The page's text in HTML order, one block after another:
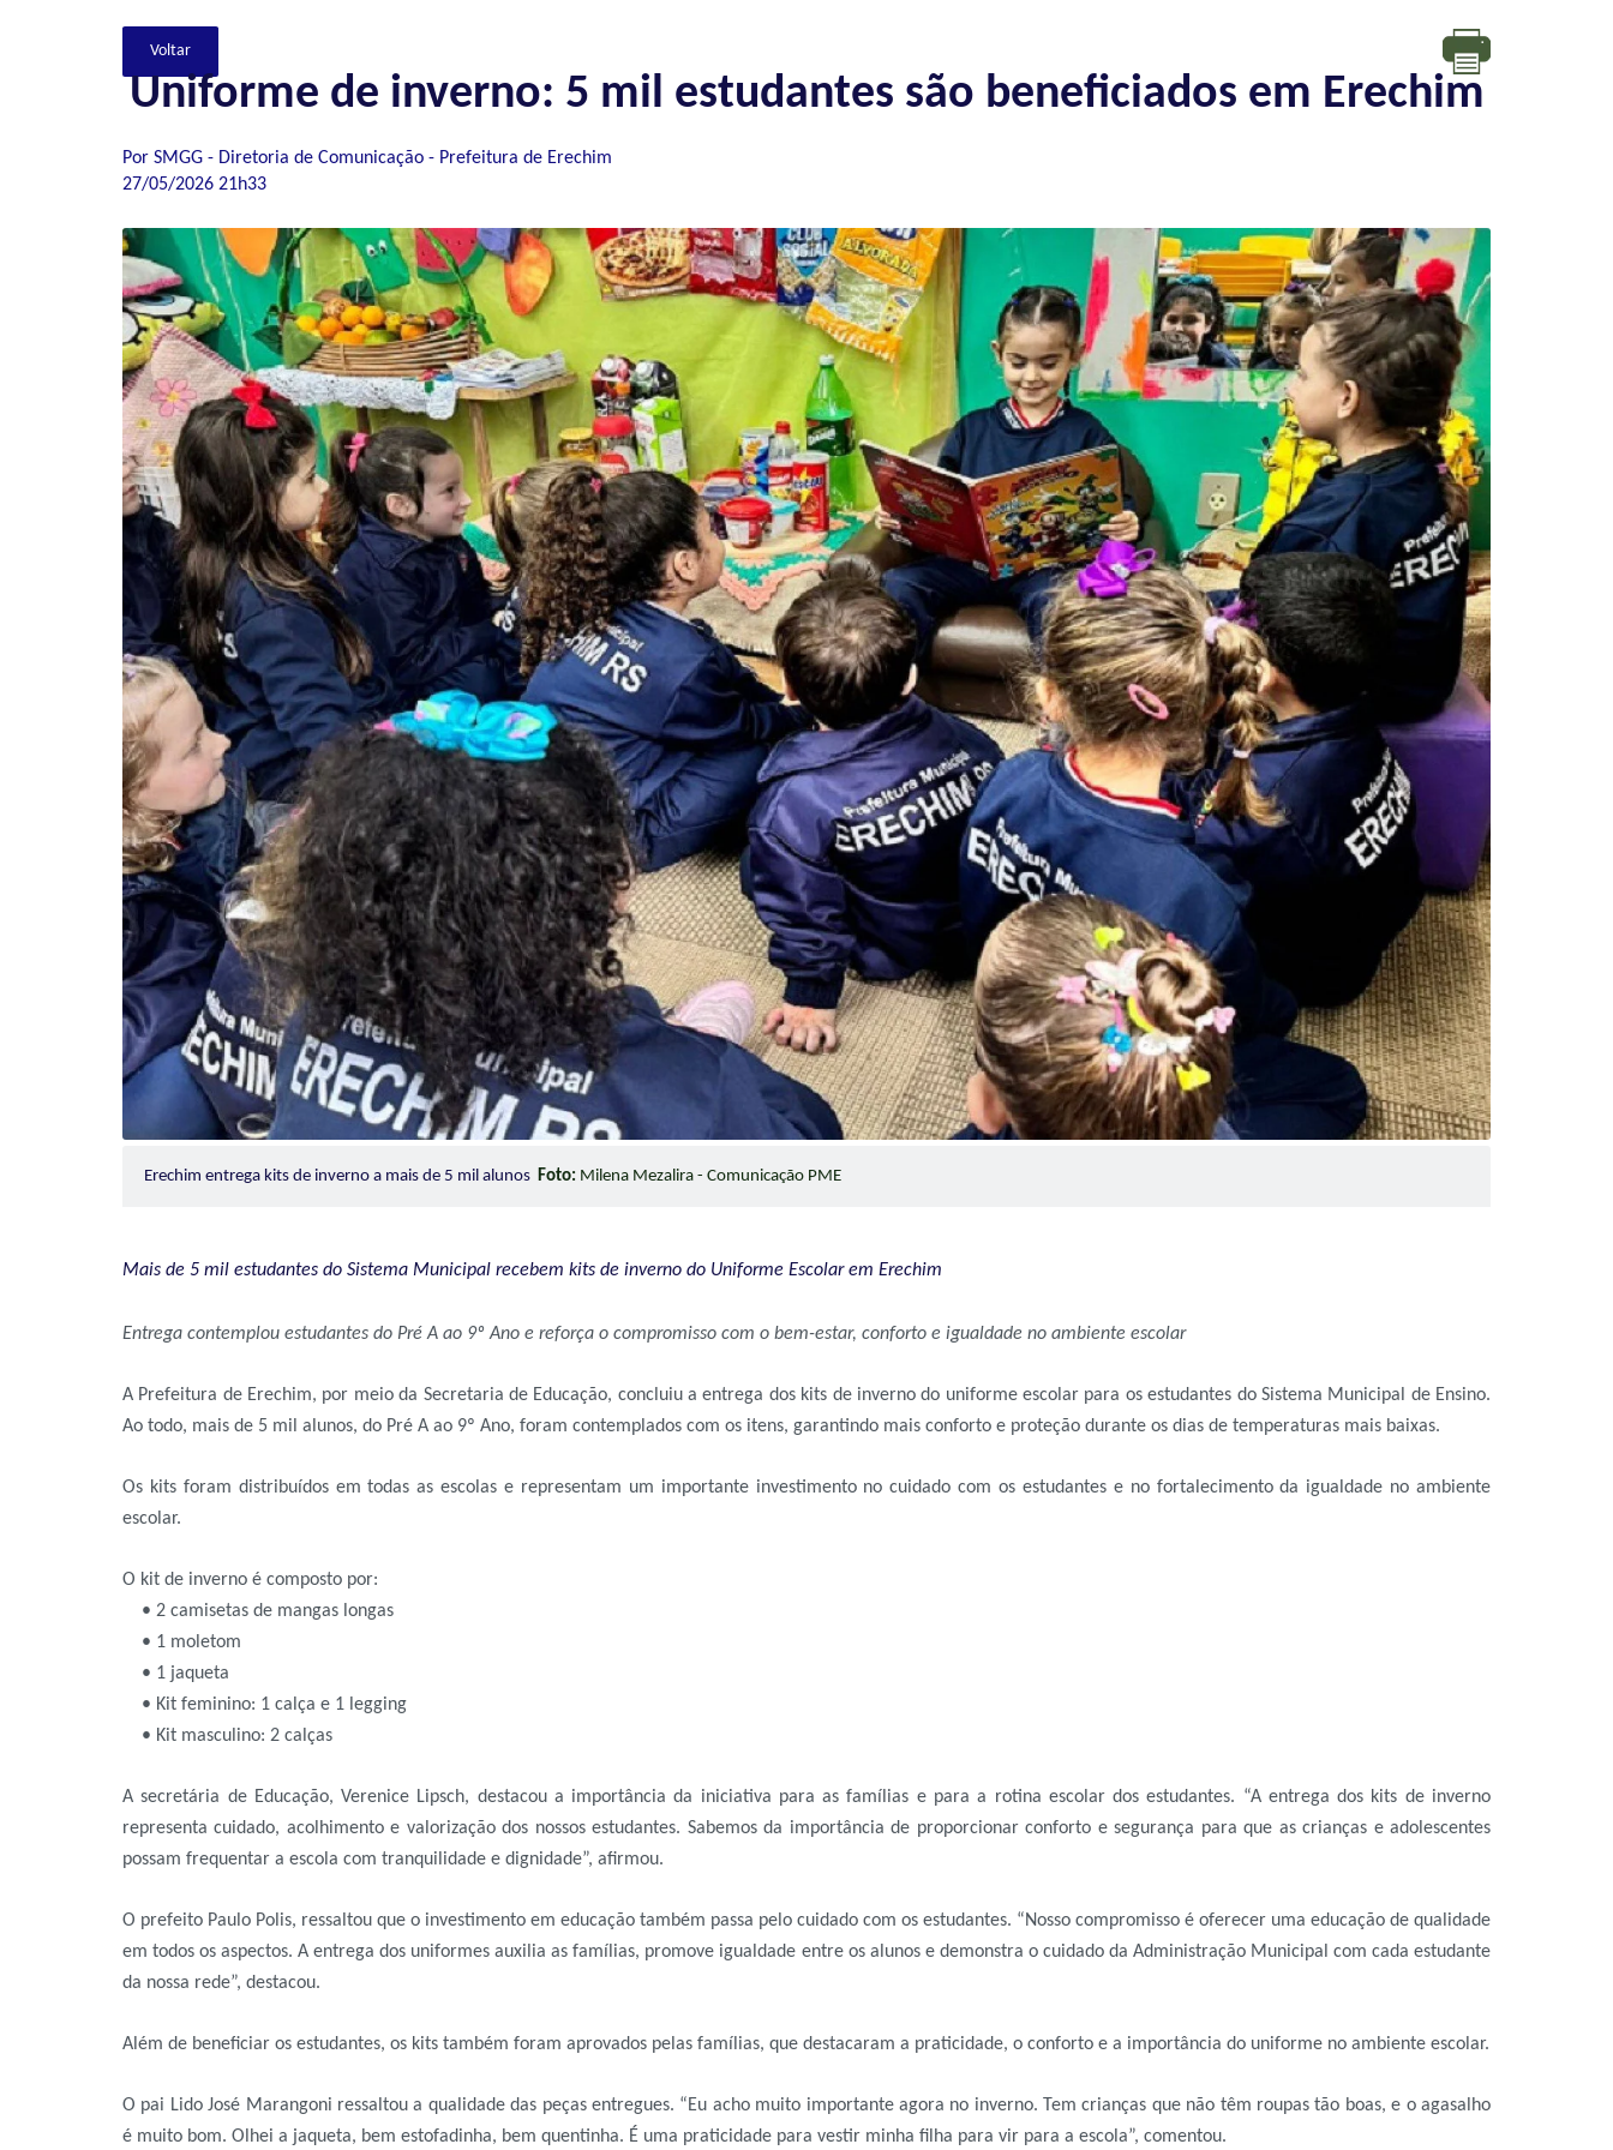
Uniforme de inverno: 5 mil estudantes são beneficiados em Erechim
Por SMGG - Diretoria de Comunicação - Prefeitura de Erechim
27/05/2026 21h33
Erechim entrega kits de inverno a mais de 5 mil alunos Foto: Milena Mezalira - Comunicação PME
Mais de 5 mil estudantes do Sistema Municipal recebem kits de inverno do Uniforme Escolar em Erechim
Entrega contemplou estudantes do Pré A ao 9º Ano e reforça o compromisso com o bem-estar, conforto e igualdade no ambiente escolar
A Prefeitura de Erechim, por meio da Secretaria de Educação, concluiu a entrega dos kits de inverno do uniforme escolar para os estudantes do Sistema Municipal de Ensino.
Ao todo, mais de 5 mil alunos, do Pré A ao 9º Ano, foram contemplados com os itens, garantindo mais conforto e proteção durante os dias de temperaturas mais baixas.
Os kits foram distribuídos em todas as escolas e representam um importante investimento no cuidado com os estudantes e no fortalecimento da igualdade no ambiente
escolar.
O kit de inverno é composto por:
• 2 camisetas de mangas longas
• 1 moletom
• 1 jaqueta
• Kit feminino: 1 calça e 1 legging
• Kit masculino: 2 calças
A secretária de Educação, Verenice Lipsch, destacou a importância da iniciativa para as famílias e para a rotina escolar dos estudantes. “A entrega dos kits de inverno
representa cuidado, acolhimento e valorização dos nossos estudantes. Sabemos da importância de proporcionar conforto e segurança para que as crianças e adolescentes
possam frequentar a escola com tranquilidade e dignidade”, afirmou.
O prefeito Paulo Polis, ressaltou que o investimento em educação também passa pelo cuidado com os estudantes. “Nosso compromisso é oferecer uma educação de qualidade
em todos os aspectos. A entrega dos uniformes auxilia as famílias, promove igualdade entre os alunos e demonstra o cuidado da Administração Municipal com cada estudante
da nossa rede”, destacou.
Além de beneficiar os estudantes, os kits também foram aprovados pelas famílias, que destacaram a praticidade, o conforto e a importância do uniforme no ambiente escolar.
O pai Lido José Marangoni ressaltou a qualidade das peças entregues. “Eu acho muito importante agora no inverno. Tem crianças que não têm roupas tão boas, e o agasalho
é muito bom. Olhei a jaqueta, bem estofadinha, bem quentinha. É uma praticidade para vestir minha filha para vir para a escola”, comentou.